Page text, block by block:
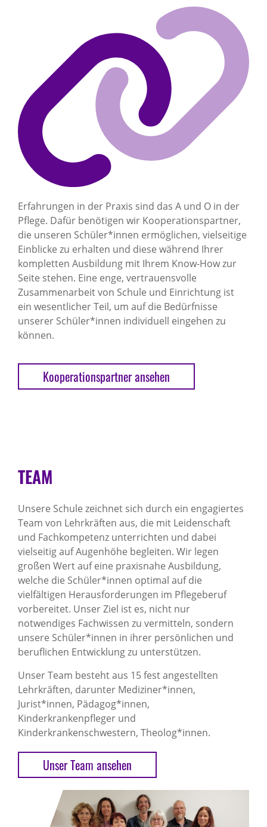
Erfahrungen in der Praxis sind das A und O in der
Pflege. Dafür benötigen wir Kooperationspartner,
die unseren Schüler*innen ermöglichen, vielseitige
Einblicke zu erhalten und diese während Ihrer
kompletten Ausbildung mit Ihrem Know-How zur
Seite stehen. Eine enge, vertrauensvolle
Zusammenarbeit von Schule und Einrichtung ist
ein wesentlicher Teil, um auf die Bedürfnisse
unserer Schüler*innen individuell eingehen zu
können.
Kooperationspartner ansehen
TEAM
Unsere Schule zeichnet sich durch ein engagiertes
Team von Lehrkräften aus, die mit Leidenschaft
und Fachkompetenz unterrichten und dabei
vielseitig auf Augenhöhe begleiten. Wir legen
großen Wert auf eine praxisnahe Ausbildung,
welche die Schüler*innen optimal auf die
vielfältigen Herausforderungen im Pflegeberuf
vorbereitet. Unser Ziel ist es, nicht nur
notwendiges Fachwissen zu vermitteln, sondern
unsere Schüler*innen in ihrer persönlichen und
beruflichen Entwicklung zu unterstützen.
Unser Team besteht aus 15 fest angestellten
Lehrkräften, darunter Mediziner*innen,
Jurist*innen, Pädagog*innen,
Kinderkrankenpfleger und
Kinderkrankenschwestern, Theolog*innen.
Unser Team ansehen